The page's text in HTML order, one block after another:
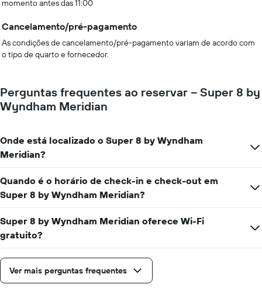
momento antes das 11:00
Cancelamento/pré-pagamento
As condições de cancelamento/pré-pagamento variam de acordo com
o tipo de quarto e fornecedor.
Perguntas frequentes ao reservar – Super 8 by
Wyndham Meridian
Onde está localizado o Super 8 by Wyndham
Meridian?
Quando é o horário de check-in e check-out em
Super 8 by Wyndham Meridian?
Super 8 by Wyndham Meridian oferece Wi-Fi
gratuito?
Ver mais perguntas frequentes